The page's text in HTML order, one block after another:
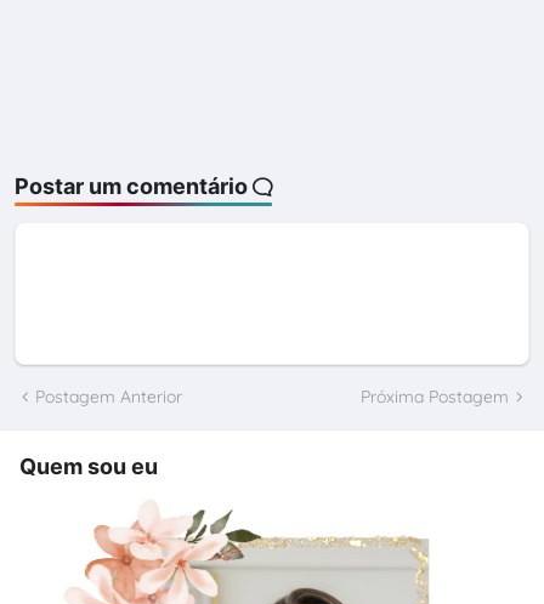
Postar um comentário
Postagem Anterior Próxima Postagem
Quem sou eu